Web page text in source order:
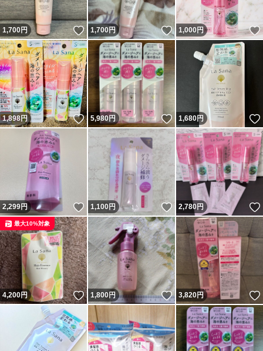
1,700円 いいね！
1,700円 いいね！
1,000円
1,898円 いいね！
5,980円 いいね！
1,680円
2,299円 いいね！
1,100円 いいね！
2,780円
4,200円 いいね！
最大10%対象
1,800円 いいね！
3,820円